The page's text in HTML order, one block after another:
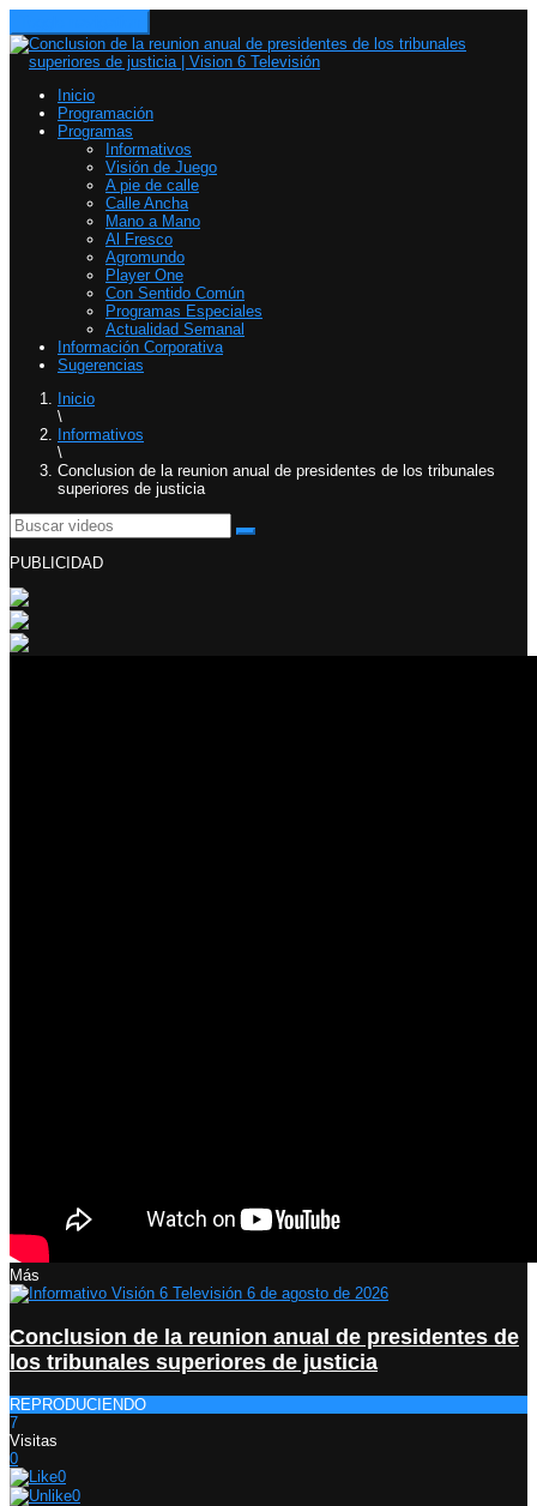
Inicio
Programación
Programas
Informativos
Visión de Juego
A pie de calle
Calle Ancha
Mano a Mano
Al Fresco
Agromundo
Player One
Con Sentido Común
Programas Especiales
Actualidad Semanal
Información Corporativa
Sugerencias
Inicio
\
Informativos
\
Conclusion de la reunion anual de presidentes de los tribunales
superiores de justicia
PUBLICIDAD
Más
Conclusion de la reunion anual de presidentes de
los tribunales superiores de justicia
REPRODUCIENDO
7
Visitas
0
0
0